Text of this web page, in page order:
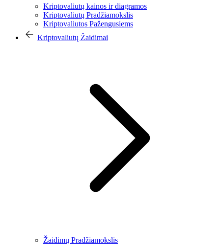
Kriptovaliutų kainos ir diagramos
Kriptovaliutų Pradžiamokslis
Kriptovaliutos Pažengusiems
Kriptovaliutų Žaidimai
Žaidimų Pradžiamokslis